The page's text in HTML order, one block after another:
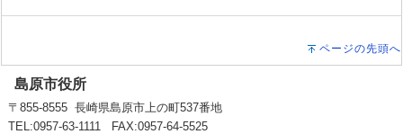
ページの先頭へ
島原市役所
〒855-8555 長崎県島原市上の町537番地
TEL:0957-63-1111 FAX:0957-64-5525